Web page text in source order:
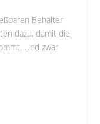
Behälter
dazu, damit die
Und zwar